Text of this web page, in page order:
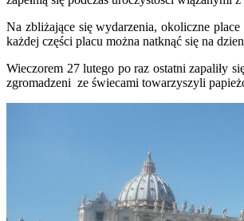
Na zbliżające się wydarzenia, okoliczne
każdej części placu można natknąć się na
Wieczorem 27 lutego po raz ostatni zapaliły
zgromadzeni ze świecami towarzyszyli